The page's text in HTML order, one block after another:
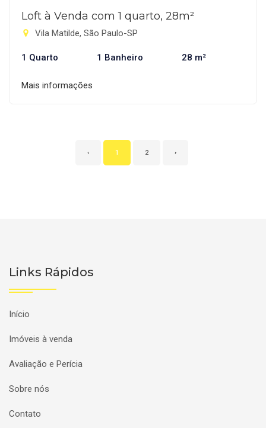
Loft à Venda com 1 quarto, 28m²
Vila Matilde, São Paulo-SP
1 Quarto 1 Banheiro 28 m²
Mais informações
‹ 1 2 ›
Links Rápidos
Início
Imóveis à venda
Avaliação e Perícia
Sobre nós
Contato